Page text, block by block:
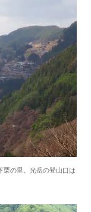
栗の里。光岳の登山口は